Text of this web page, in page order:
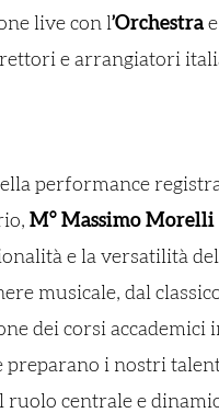
live con l’Orchestra
e arrangiatori
performance
M° Massimo Morelli
e la versatilità
musicale, dal
dei corsi accademici
i nostri
ruolo centrale e